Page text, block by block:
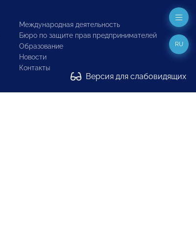
Международная деятельность
Бюро по защите прав предпринимателей
Образование
Новости
Контакты
Версия для слабовидящих
RU